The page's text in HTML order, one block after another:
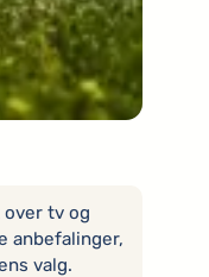
over tv og
anbefalinger,
valg.